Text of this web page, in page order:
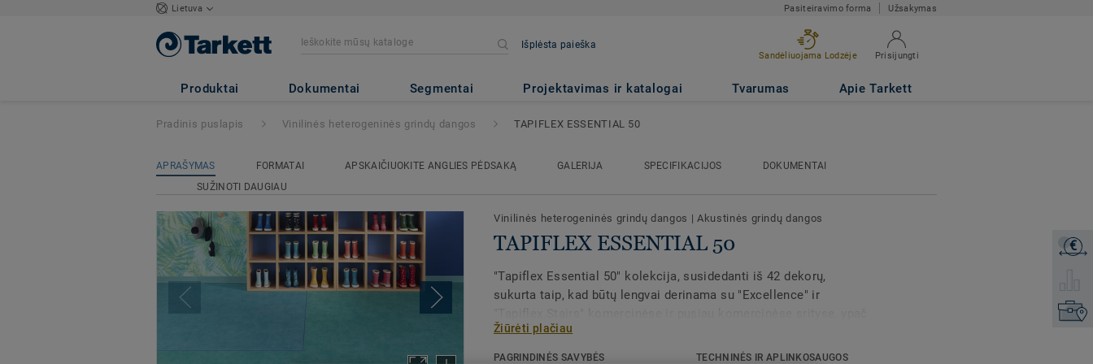
Lietuva Pasiteiravimo forma Užsakymas
Išplėsta paieška
Sandėliuojama Lodzėje Prisijungti
Produktai Dokumentai Segmentai Projektavimas ir katalogai Tvarumas Apie Tarkett
TAPIFLEX ESSENTIAL 50
€
Pradinis puslapis Vinilinės heterogeninės grindų dangos TAPIFLEX ESSENTIAL 50
APRAŠYMAS FORMATAI APSKAIČIUOKITE ANGLIES PĖDSAKĄ GALERIJA SPECIFIKACIJOS
DOKUMENTAI
SUŽINOTI DAUGIAU
Vinilinės heterogeninės grindų dangos |Akustinės grindų dangos
TAPIFLEX ESSENTIAL 50
"Tapiflex Essential 50" kolekcija, susidedanti iš 42 dekorų,
sukurta taip, kad būtų lengvai derinama su "Excellence" ir
švietimo, senolių priežiūros ir viešose patalpose. "Essential" taip
pat gali būti suderintas su mūsų naujomis KS 61 grindjuostėmis.
Žiūrėti plačiau
PAGRINDINĖS SAVYBĖS
TECHNINĖS IR APLINKOSAUGOS